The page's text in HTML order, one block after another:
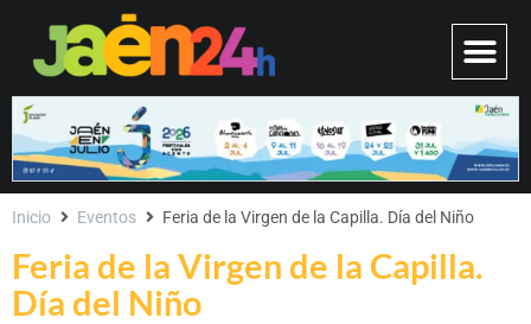
Feria de la Virgen de la Capilla.
Día del Niño
Inicio Eventos Feria de la Virgen de la Capilla. Día del Niño